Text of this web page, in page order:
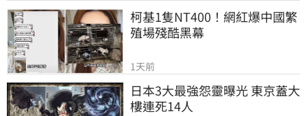
柯基1隻NT400！網紅爆中國繁
殖場殘酷黑幕
1天前
日本3大最強怨靈曝光 東京蓋大
樓連死14人